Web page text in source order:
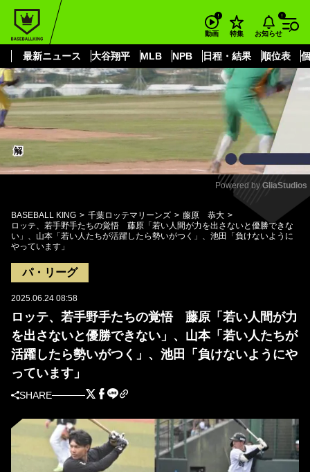
動画 特集 お知らせ
最新ニュース 大谷翔平 MLB NPB 日程・結果 順位表
もっと見る
Mute
Powered by GliaStudios
BASEBALL KING 千葉ロッテマリーンズ
藤原 恭大
ロッテ、若手野手たちの覚悟 藤原「若い人間が力を出さないと優勝できな
い」、山本「若い人たちが活躍したら勢いがつく」、池田「負けないように
やっています」
パ・リーグ
2025.06.24 08:58
ロッテ、若手野手たちの覚悟 藤原「若い人間が力
を出さないと優勝できない」、山本「若い人たちが
活躍したら勢いがつく」、池田「負けないようにや
っています」
SHARE